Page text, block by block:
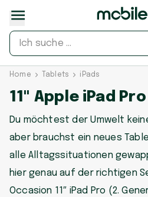
Home Tablets iPads
11" Apple iPad
Du möchtest der Umwelt
aber brauchst ein neues
alle Alltagssituationen
hier genau auf der richtigen
Occasion 11″ iPad Pro (2.